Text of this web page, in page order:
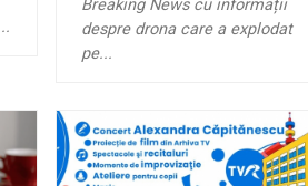
Breaking News cu informații
despre drona care a explodat
pe...